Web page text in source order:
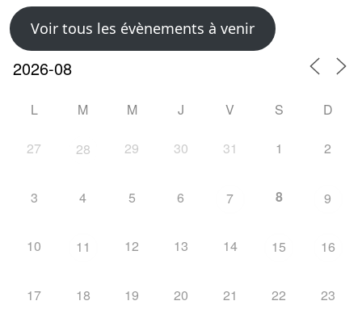
Voir tous les évènements à venir
L M M J V S D
27 28 29 30 31 1 2
3 4 5 6 7 8 9
10 11 12 13 14 15 16
17 18 19 20 21 22 23